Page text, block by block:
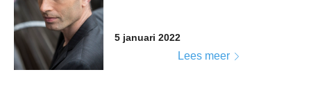
5 januari 2022
Lees meer